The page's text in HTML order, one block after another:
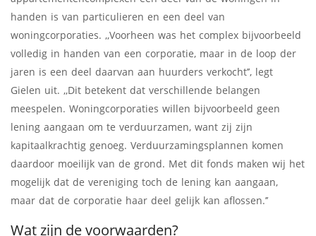
handen is van particulieren en een deel van
woningcorporaties. ,,Voorheen was het complex bijvoorbeeld
volledig in handen van een corporatie, maar in de loop der
jaren is een deel daarvan aan huurders verkocht’’, legt
Gielen uit. ,,Dit betekent dat verschillende belangen
meespelen. Woningcorporaties willen bijvoorbeeld geen
lening aangaan om te verduurzamen, want zij zijn
kapitaalkrachtig genoeg. Verduurzamingsplannen komen
daardoor moeilijk van de grond. Met dit fonds maken wij het
mogelijk dat de vereniging toch de lening kan aangaan,
maar dat de corporatie haar deel gelijk kan aflossen.’’
Wat zijn de voorwaarden?